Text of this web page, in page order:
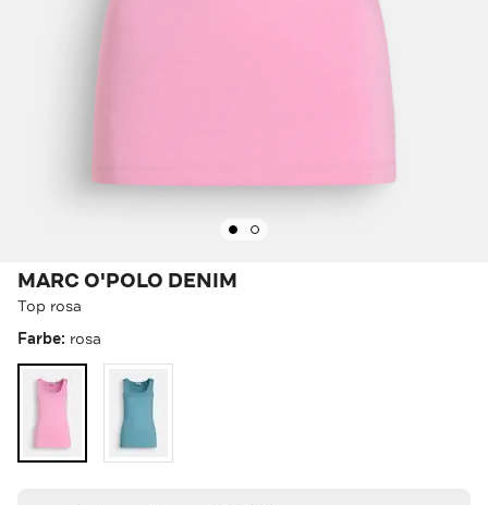
MARC O'POLO DENIM
Top rosa
Farbe: rosa